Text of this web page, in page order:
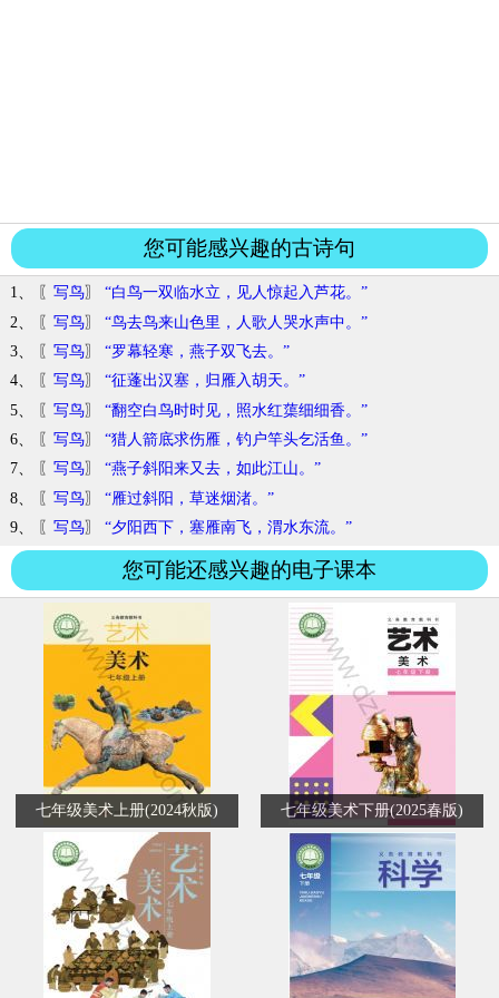
您可能感兴趣的古诗句
1、 〖 写鸟〗 “白鸟一双临水立，见人惊起入芦花。”
2、 〖 写鸟〗 “鸟去鸟来山色里，人歌人哭水声中。”
3、 〖 写鸟〗 “罗幕轻寒，燕子双飞去。”
4、 〖 写鸟〗 “征蓬出汉塞，归雁入胡天。”
5、 〖 写鸟〗 “翻空白鸟时时见，照水红蕖细细香。”
6、 〖 写鸟〗 “猎人箭底求伤雁，钓户竿头乞活鱼。”
7、 〖 写鸟〗 “燕子斜阳来又去，如此江山。”
8、 〖 写鸟〗 “雁过斜阳，草迷烟渚。”
9、 〖 写鸟〗 “夕阳西下，塞雁南飞，渭水东流。”
您可能还感兴趣的电子课本
七年级美术上册(2024秋版) 七年级美术下册(2025春版)